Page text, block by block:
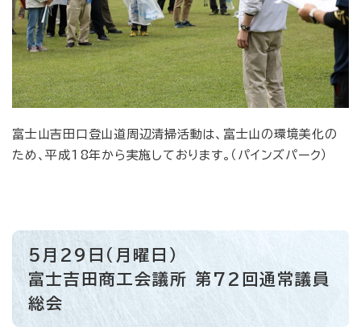
富士山吉田口登山道周辺清掃活動は、富士山の環境美化の
ため、平成18年から実施しております。（パインズパーク）
5月29日（月曜日）
富士吉田商工会議所 第72回通常議員
総会